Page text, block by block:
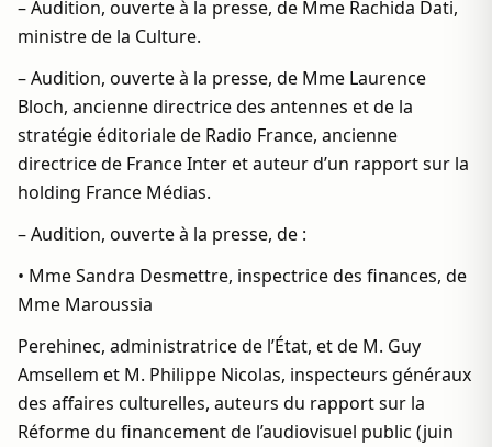
– Audition, ouverte à la presse, de Mme Rachida Dati,
ministre de la Culture.
– Audition, ouverte à la presse, de Mme Laurence
Bloch, ancienne directrice des antennes et de la
stratégie éditoriale de Radio France, ancienne
directrice de France Inter et auteur d’un rapport sur la
holding France Médias.
– Audition, ouverte à la presse, de :
• Mme Sandra Desmettre, inspectrice des finances, de
Mme Maroussia
Perehinec, administratrice de l’État, et de M. Guy
Amsellem et M. Philippe Nicolas, inspecteurs généraux
des affaires culturelles, auteurs du rapport sur la
Réforme du financement de l’audiovisuel public (juin